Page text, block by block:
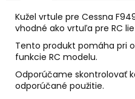
Kužel vrtule pre Cessna
vhodné ako vrtuľa pre RC
Tento produkt pomáha pri
funkcie RC modelu.
Odporúčame skontrolovať
odporúčané použitie.
LOPTIČKA
VRACAJÚCA
SA
GUMOVÁ
6CM
€2,30
Pôvodne:
€2,80